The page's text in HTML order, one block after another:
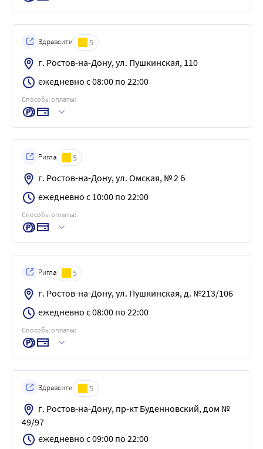
Здравсити 5
г. Ростов-на-Дону, ул. Пушкинская, 110
ежедневно с 08:00 по 22:00
Способы оплаты:
Ригла 5
г. Ростов-на-Дону, ул. Омская, № 2 б
ежедневно с 10:00 по 22:00
Способы оплаты:
Ригла 5
г. Ростов-на-Дону, ул. Пушкинская, д. №213/106
ежедневно с 08:00 по 22:00
Способы оплаты:
Здравсити 5
г. Ростов-на-Дону, пр-кт Буденновский, дом №
49/97
ежедневно с 09:00 по 22:00